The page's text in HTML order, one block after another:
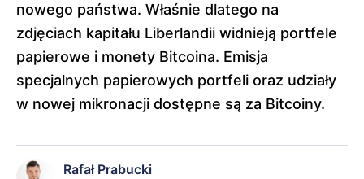
nowego państwa. Właśnie dlatego na
zdjęciach kapitału Liberlandii widnieją portfele
papierowe i monety Bitcoina. Emisja
specjalnych papierowych portfeli oraz udziały
w nowej mikronacji dostępne są za Bitcoiny.
Rafał Prabucki